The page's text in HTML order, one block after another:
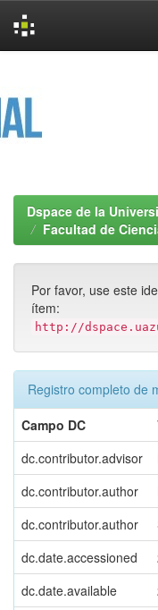
Dspace de la
Facultad de
Por favor, use este
ítem:
http://
Registro completo de
Campo DC
dc.contributor.advisor
dc.contributor.author
dc.contributor.author
dc.date.accessioned
dc.date.available